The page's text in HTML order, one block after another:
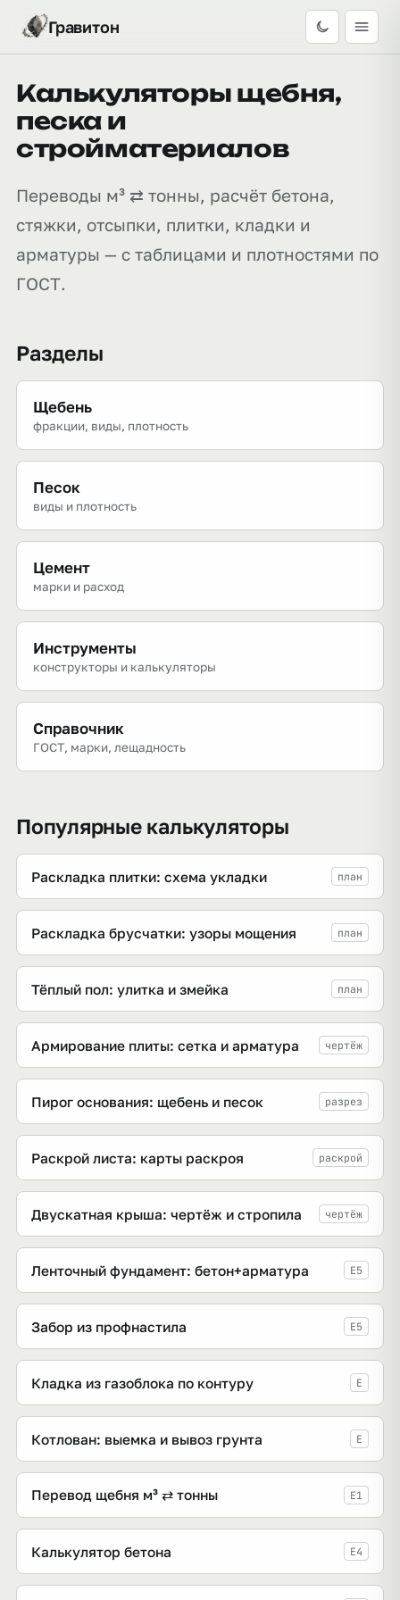
Гравитон
Калькуляторы щебня,
песка и
стройматериалов
Переводы м³ ⇄ тонны, расчёт бетона,
стяжки, отсыпки, плитки, кладки и
арматуры — с таблицами и плотностями по
ГОСТ.
Разделы
Щебень
фракции, виды, плотность
Песок
виды и плотность
Цемент
марки и расход
Инструменты
конструкторы и калькуляторы
Справочник
ГОСТ, марки, лещадность
Популярные калькуляторы
Раскладка плитки: схема укладки план
Раскладка брусчатки: узоры мощения план
Тёплый пол: улитка и змейка план
Армирование плиты: сетка и арматура чертёж
Пирог основания: щебень и песок разрез
Раскрой листа: карты раскроя раскрой
Двускатная крыша: чертёж и стропила чертёж
Ленточный фундамент: бетон+арматура E5
Забор из профнастила E5
Кладка из газоблока по контуру E
Котлован: выемка и вывоз грунта E
Перевод щебня м³ ⇄ тонны E1
Калькулятор бетона E4